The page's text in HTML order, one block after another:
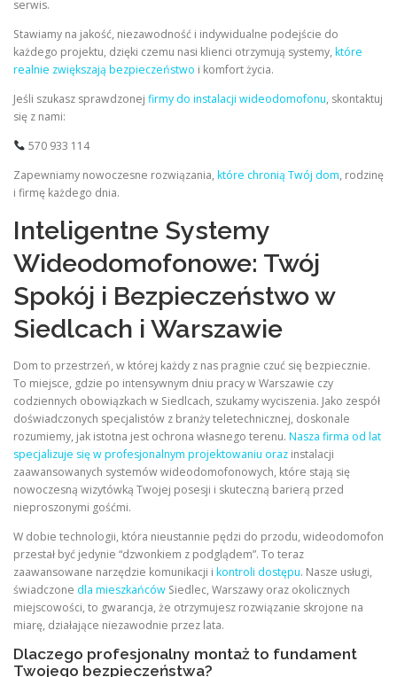
serwis.
Stawiamy na jakość, niezawodność i indywidualne podejście do
każdego projektu, dzięki czemu nasi klienci otrzymują systemy, które
realnie zwiększają bezpieczeństwo i komfort życia.
Jeśli szukasz sprawdzonej firmy do instalacji wideodomofonu, skontaktuj
się z nami:
570 933 114
Zapewniamy nowoczesne rozwiązania, które chronią Twój dom, rodzinę
i firmę każdego dnia.
Inteligentne Systemy
Wideodomofonowe: Twój
Spokój i Bezpieczeństwo w
Siedlcach i Warszawie
Dom to przestrzeń, w której każdy z nas pragnie czuć się bezpiecznie.
To miejsce, gdzie po intensywnym dniu pracy w Warszawie czy
codziennych obowiązkach w Siedlcach, szukamy wyciszenia. Jako zespół
doświadczonych specjalistów z branży teletechnicznej, doskonale
rozumiemy, jak istotna jest ochrona własnego terenu. Nasza firma od lat
specjalizuje się w profesjonalnym projektowaniu oraz instalacji
zaawansowanych systemów wideodomofonowych, które stają się
nowoczesną wizytówką Twojej posesji i skuteczną barierą przed
nieproszonymi gośćmi.
W dobie technologii, która nieustannie pędzi do przodu, wideodomofon
przestał być jedynie “dzwonkiem z podglądem”. To teraz
zaawansowane narzędzie komunikacji i kontroli dostępu. Nasze usługi,
świadczone dla mieszkańców Siedlec, Warszawy oraz okolicznych
miejscowości, to gwarancja, że otrzymujesz rozwiązanie skrojone na
miarę, działające niezawodnie przez lata.
Dlaczego profesjonalny montaż to fundament
Twojego bezpieczeństwa?